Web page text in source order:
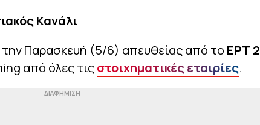
Κανάλι
Παρασκευή (5/6) απευθείας από το ΕΡΤ 2
από όλες τιςστοιχηματικές εταιρίες.